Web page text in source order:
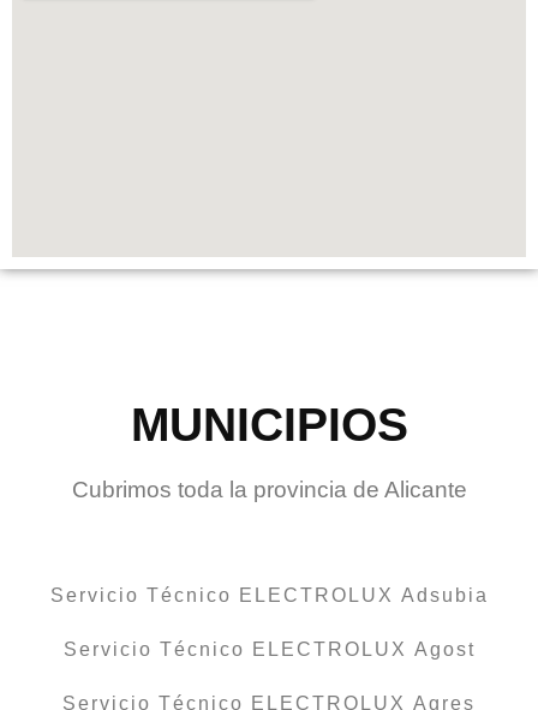
MUNICIPIOS
Cubrimos toda la provincia de Alicante
Servicio Técnico ELECTROLUX Adsubia
Servicio Técnico ELECTROLUX Agost
Servicio Técnico ELECTROLUX Agres